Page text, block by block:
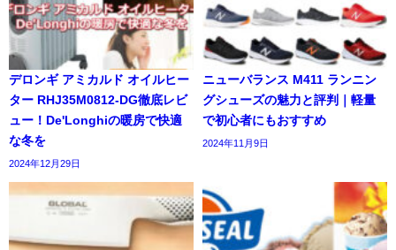
デロンギ アミカルド オイルヒー
ター RHJ35M0812-DG徹底レビ
ュー！De'Longhiの暖房で快適
な冬を
2024年12月29日
ニューバランス M411 ランニン
グシューズの魅力と評判｜軽量
で初心者にもおすすめ
2024年11月9日